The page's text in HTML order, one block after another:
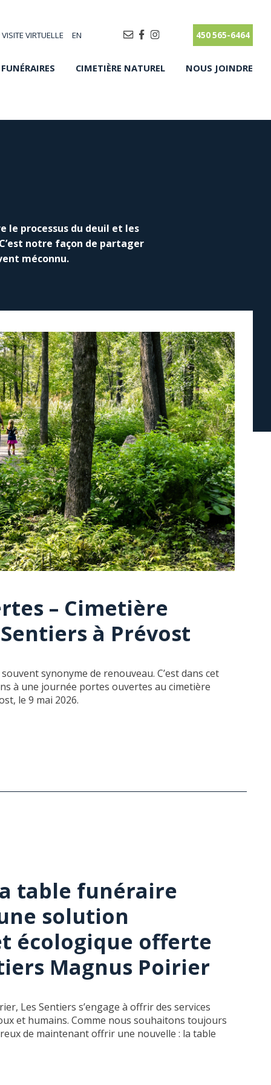
VISITE VIRTUELLE EN 450 565-6464
CIMETIÈRE NATUREL NOUS JOINDRE
le processus du deuil et les
notre façon de partager
méconnu.
– Cimetière
à Prévost
synonyme de renouveau. C’est dans cet
à une journée portes ouvertes au cimetière
le 9 mai 2026.
table funéraire
solution
écologique offerte
Magnus Poirier
Les Sentiers s’engage à offrir des services
et humains. Comme nous souhaitons toujours
de maintenant offrir une nouvelle : la table